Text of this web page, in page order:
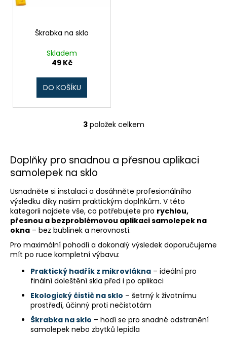
Škrabka na sklo
Skladem
49 Kč
DO KOŠÍKU
O
á
a
c
í
p
r
v
k
v
ý
p
i
s
u
3položek celkem
Doplňky pro snadnou a přesnou aplikaci
samolepek na sklo
Usnadněte si instalaci a dosáhněte profesionálního
výsledku díky našim praktickým doplňkům. V této
kategorii najdete vše, co potřebujete pro rychlou,
přesnou a bezproblémovou aplikaci samolepek na
okna – bez bublinek a nerovností.
Pro maximální pohodlí a dokonalý výsledek doporučujeme
mít po ruce kompletní výbavu:
Praktický hadřík z mikrovlákna – ideální pro
finální doleštění skla před i po aplikaci
Ekologický čistič na sklo – šetrný k životnímu
prostředí, účinný proti nečistotám
Škrabka na sklo – hodí se pro snadné odstranění
samolepek nebo zbytků lepidla